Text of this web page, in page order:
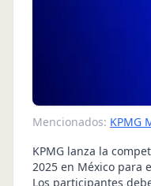
Mencionados: KPMG
KPMG lanza la
2025 en México para
Los participantes